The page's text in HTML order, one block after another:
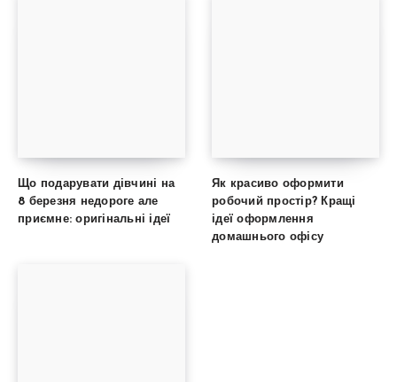
Що подарувати дівчині на
8 березня недороге але
приємне: оригінальні ідеї
Як красиво оформити
робочий простір? Кращі
ідеї оформлення
домашнього офісу